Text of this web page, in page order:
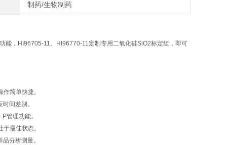
制药/生物制药
能，HI96705-11、HI96770-11定制专用二氧化硅SiO2标定组，即可
简单快捷。
间差别。
管理功能。
最佳状态。
分析测量。